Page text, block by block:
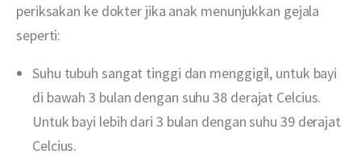
periksakan ke dokter jika anak menunjukkan gejala
seperti:
Suhu tubuh sangat tinggi dan menggigil, untuk bayi
di bawah 3 bulan dengan suhu 38 derajat Celcius.
Untuk bayi lebih dari 3 bulan dengan suhu 39 derajat
Celcius.